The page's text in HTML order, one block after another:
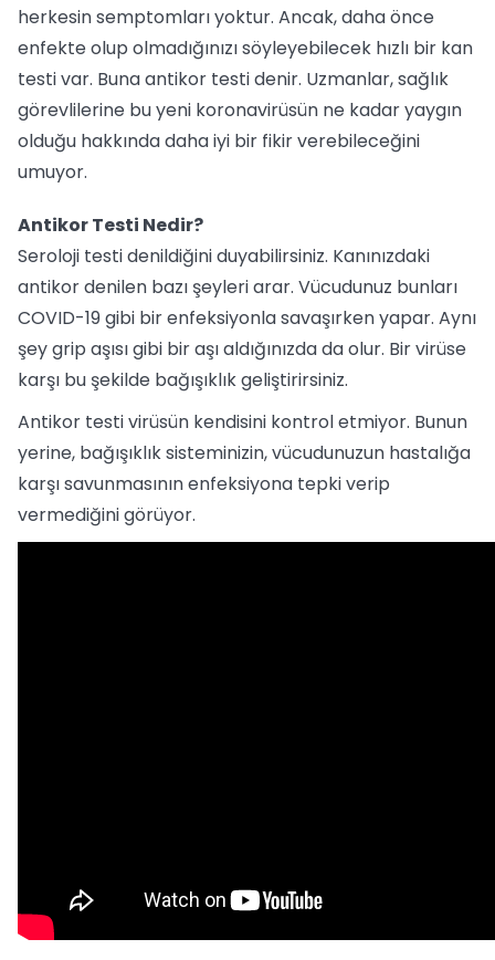
herkesin semptomları yoktur. Ancak, daha önce
enfekte olup olmadığınızı söyleyebilecek hızlı bir kan
testi var. Buna antikor testi denir. Uzmanlar, sağlık
görevlilerine bu yeni koronavirüsün ne kadar yaygın
olduğu hakkında daha iyi bir fikir verebileceğini
umuyor.
Antikor Testi Nedir?
Seroloji testi denildiğini duyabilirsiniz. Kanınızdaki
antikor denilen bazı şeyleri arar. Vücudunuz bunları
COVID-19 gibi bir enfeksiyonla savaşırken yapar. Aynı
şey grip aşısı gibi bir aşı aldığınızda da olur. Bir virüse
karşı bu şekilde bağışıklık geliştirirsiniz.
Antikor testi virüsün kendisini kontrol etmiyor. Bunun
yerine, bağışıklık sisteminizin, vücudunuzun hastalığa
karşı savunmasının enfeksiyona tepki verip
vermediğini görüyor.